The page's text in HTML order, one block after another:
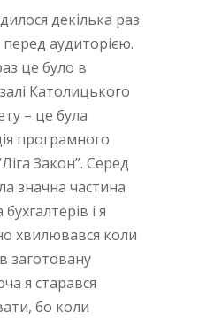
декілька раз
аудиторією.
це було в
Католицького
– це була
програмного
Закон”. Серед
значна частина
і я
хвилювався коли
заготовану
я старався
бо коли